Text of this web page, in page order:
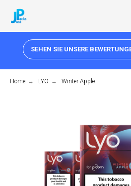
SEHEN SIE UNSERE
Home → LYO → Winter Apple